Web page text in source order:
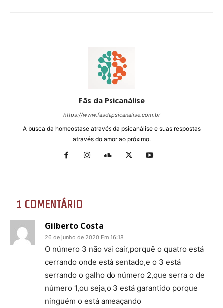
Fãs da Psicanálise
https://www.fasdapsicanalise.com.br
A busca da homeostase através da psicanálise e suas respostas
através do amor ao próximo.
1 COMENTÁRIO
Gilberto Costa
26 de junho de 2020 Em 16:18
O número 3 não vai cair,porquê o quatro está
cerrando onde está sentado,e o 3 está
serrando o galho do número 2,que serra o de
número 1,ou seja,o 3 está garantido porque
ninguém o está ameaçando